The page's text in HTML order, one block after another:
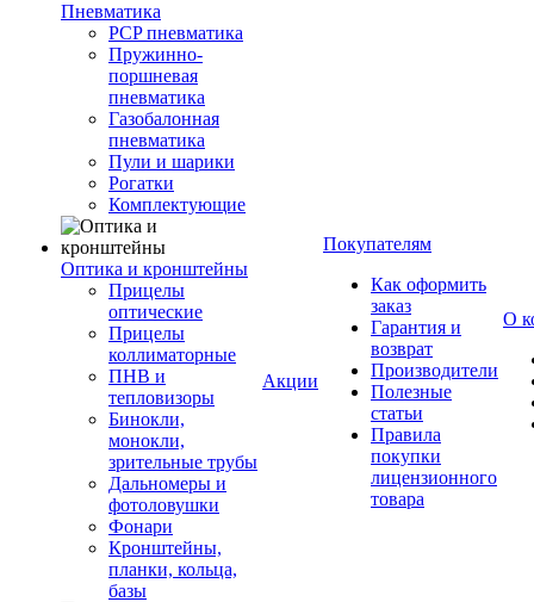
Пневматика
PCP пневматика
Пружинно-
поршневая
пневматика
Газобалонная
пневматика
Пули и шарики
Рогатки
Комплектующие
Оптика и кронштейны
Прицелы
оптические
Прицелы
коллиматорные
ПНВ и
тепловизоры
Бинокли,
монокли,
зрительные трубы
Дальномеры и
фотоловушки
Фонари
Кронштейны,
планки, кольца,
базы
Акции
Покупателям
Как оформить
заказ
Гарантия и
возврат
Производители
Полезные
статьи
Правила
покупки
лицензионного
товара
О